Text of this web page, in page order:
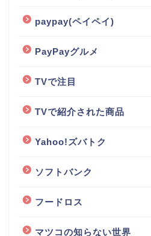
paypay(ペイペイ)
PayPayグルメ
TVで注目
TVで紹介された商品
Yahoo!ズバトク
ソフトバンク
フードロス
マツコの知らない世界